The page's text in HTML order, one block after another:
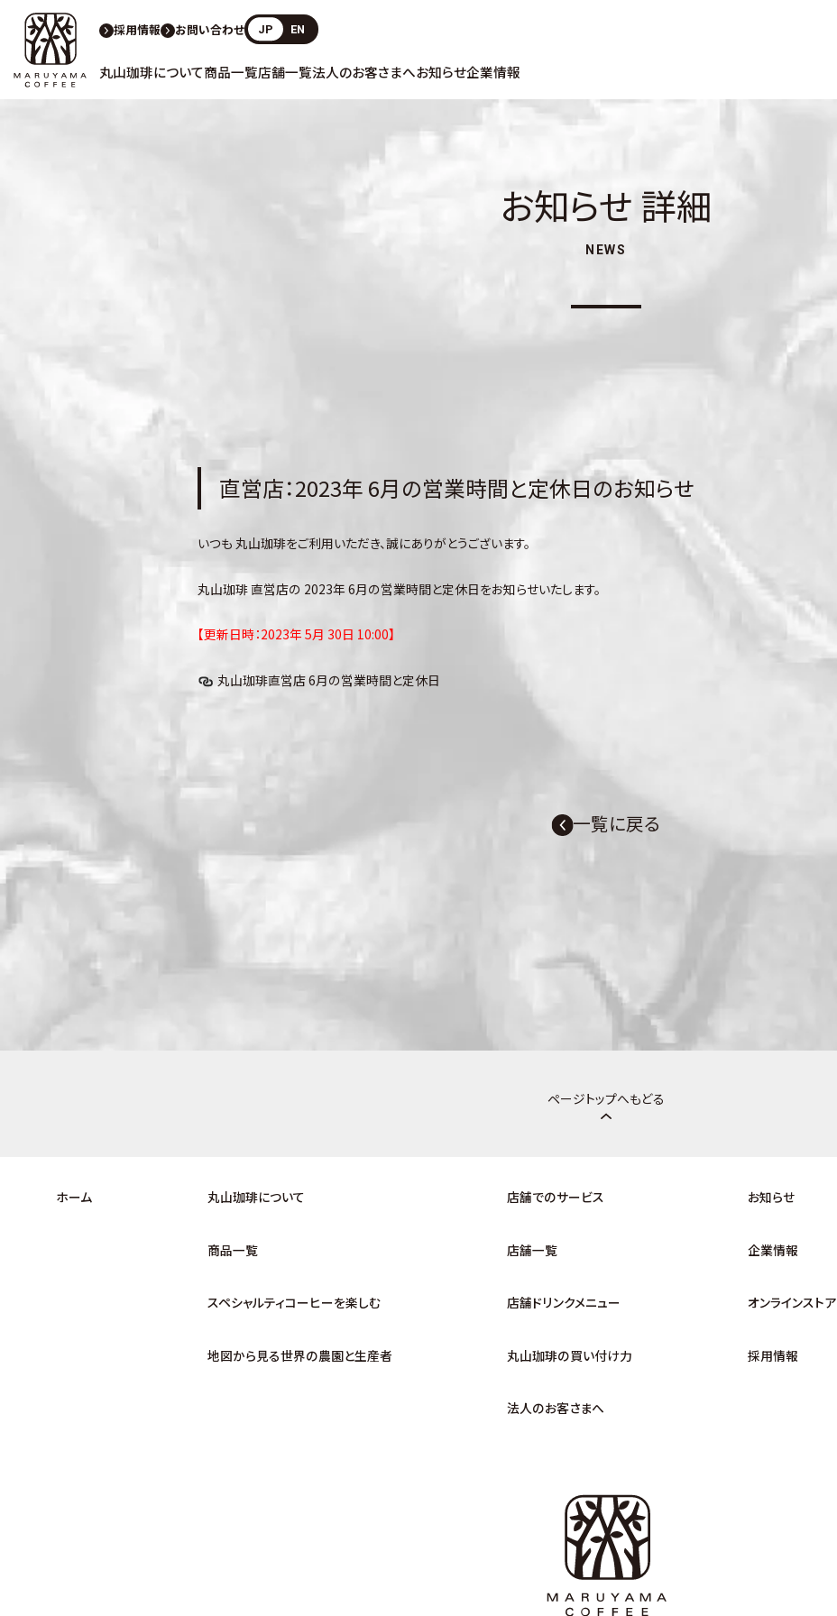
採用情報 お問い合わせ JP EN
丸山珈琲について商品一覧店舗一覧法人のお客さまへお知らせ企業情報
お知らせ 詳細
NEWS
直営店：2023年 6月の営業時間と定休日のお知らせ
いつも 丸山珈琲をご利用いただき、誠にありがとうございます。
丸山珈琲 直営店の 2023年 6月の営業時間と定休日をお知らせいたします。
【更新日時：2023年 5月 30日 10:00】
丸山珈琲直営店 6月の営業時間と定休日
一覧に戻る
ページトップへもどる
ホーム 丸山珈琲について
商品一覧
スペシャルティコーヒーを楽しむ
地図から見る世界の農園と生産者
店舗でのサービス
店舗一覧
店舗ドリンクメニュー
丸山珈琲の買い付け力
法人のお客さまへ
お知らせ
企業情報
オンラインストア
採用情報